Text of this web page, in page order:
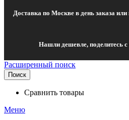
Доставка по Москве в день заказа
Нашли дешевле, поделитесь
Расширенный поиск
Поиск
Сравнить товары
Меню